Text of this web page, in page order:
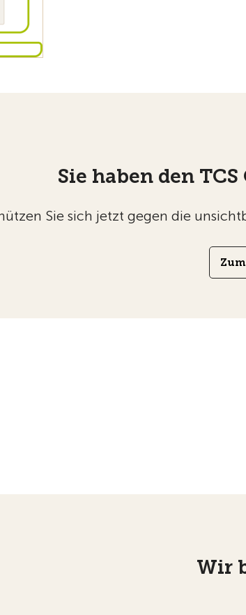
Sie haben den
Sie sich jetzt gegen die
Wir